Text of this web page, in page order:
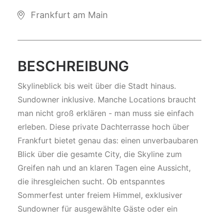
Frankfurt am Main
BESCHREIBUNG
Skylineblick bis weit über die Stadt hinaus.
Sundowner inklusive. Manche Locations braucht
man nicht groß erklären - man muss sie einfach
erleben. Diese private Dachterrasse hoch über
Frankfurt bietet genau das: einen unverbaubaren
Blick über die gesamte City, die Skyline zum
Greifen nah und an klaren Tagen eine Aussicht,
die ihresgleichen sucht. Ob entspanntes
Sommerfest unter freiem Himmel, exklusiver
Sundowner für ausgewählte Gäste oder ein